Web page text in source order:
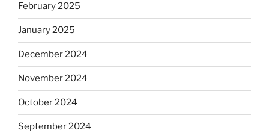
February 2025
January 2025
December 2024
November 2024
October 2024
September 2024